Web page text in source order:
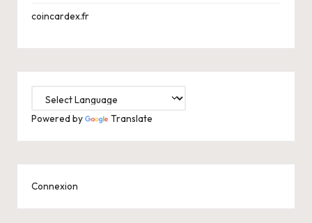
coincardex.fr
Powered by Translate
Connexion